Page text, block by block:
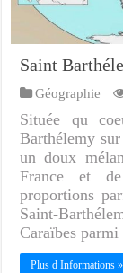
Saint
Géographie
Située qu
Barthélemy
un doux
France et
proportions
Saint-
Caraïbes
Plus d Informations »